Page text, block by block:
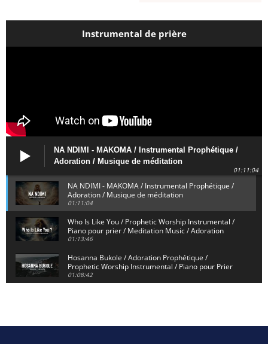
Instrumental de prière
NA NDIMI - MAKOMA / Instrumental Prophétique /
Adoration / Musique de méditation
01:11:04
NA NDIMI - MAKOMA / Instrumental Prophétique /
Adoration / Musique de méditation
01:11:04
Who Is Like You / Prophetic Worship Instrumental /
Piano pour prier / Meditation Music / Adoration
01:13:46
Hosanna Bukole / Adoration Prophétique /
Prophetic Worship Instrumental / Piano pour Prier
01:08:42
Dieu de Secours - God of Rescue / Adoration